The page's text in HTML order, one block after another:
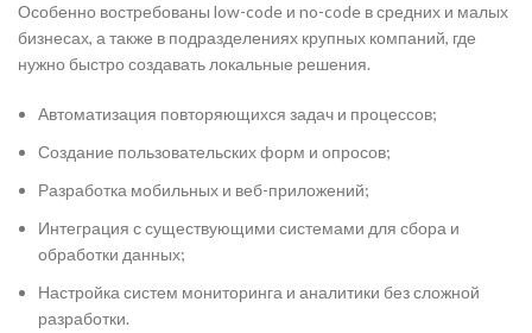
Особенно востребованы low-code и no-code в средних и малых
бизнесах, а также в подразделениях крупных компаний, где
нужно быстро создавать локальные решения.
Автоматизация повторяющихся задач и процессов;
Создание пользовательских форм и опросов;
Разработка мобильных и веб-приложений;
Интеграция с существующими системами для сбора и
обработки данных;
Настройка систем мониторинга и аналитики без сложной
разработки.